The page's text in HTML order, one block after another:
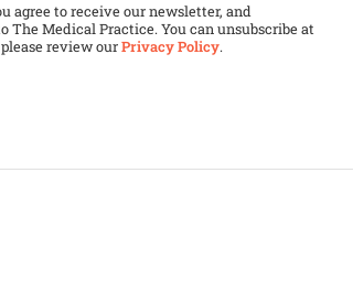
agree to receive our newsletter, and
The Medical Practice. You can unsubscribe at
review ourPrivacy Policy.